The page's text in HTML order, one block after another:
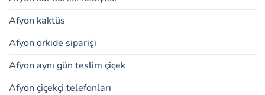
Afyon kaktüs
Afyon orkide siparişi
Afyon aynı gün teslim çiçek
Afyon çiçekçi telefonları